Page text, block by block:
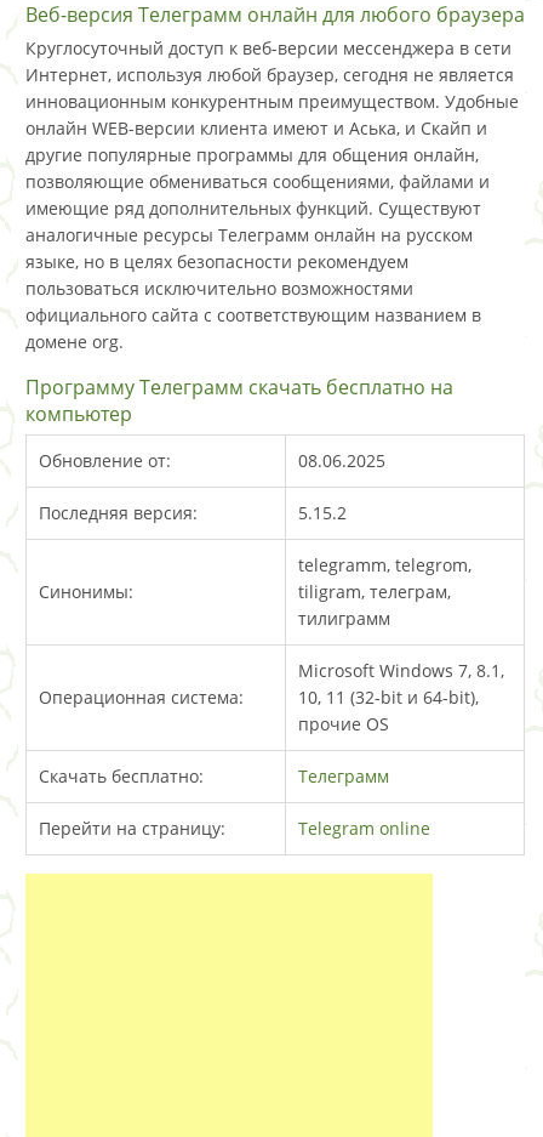
Веб-версия Телеграмм онлайн для любого браузера
Круглосуточный доступ к веб-версии мессенджера в сети
Интернет, используя любой браузер, сегодня не является
инновационным конкурентным преимуществом. Удобные
онлайн WEB-версии клиента имеют и Аська, и Скайп и
другие популярные программы для общения онлайн,
позволяющие обмениваться сообщениями, файлами и
имеющие ряд дополнительных функций. Существуют
аналогичные ресурсы Телеграмм онлайн на русском
языке, но в целях безопасности рекомендуем
пользоваться исключительно возможностями
официального сайта с соответствующим названием в
домене org.
Программу Телеграмм скачать бесплатно на
компьютер
Обновление от: 08.06.2025
Последняя версия: 5.15.2
Синонимы:
telegramm, telegrom,
tiligram, телеграм,
тилиграмм
Операционная система:
Microsoft Windows 7, 8.1,
10, 11 (32-bit и 64-bit),
прочие OS
Скачать бесплатно: Телеграмм
Перейти на страницу: Telegram online